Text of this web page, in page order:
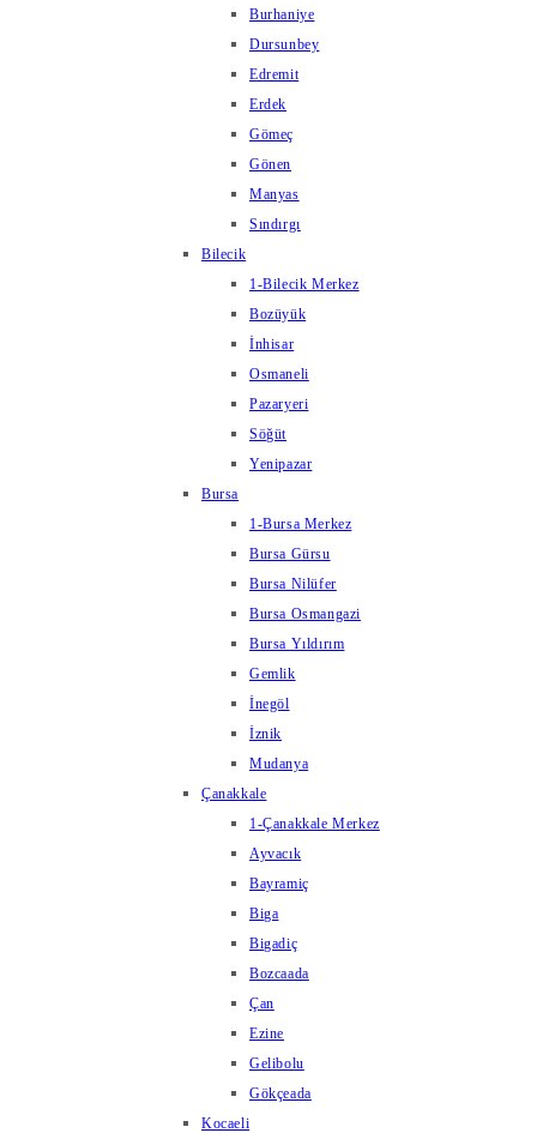
Burhaniye
Dursunbey
Edremit
Erdek
Gömeç
Gönen
Manyas
Sındırgı
Bilecik
1-Bilecik Merkez
Bozüyük
İnhisar
Osmaneli
Pazaryeri
Söğüt
Yenipazar
Bursa
1-Bursa Merkez
Bursa Gürsu
Bursa Nilüfer
Bursa Osmangazi
Bursa Yıldırım
Gemlik
İnegöl
İznik
Mudanya
Çanakkale
1-Çanakkale Merkez
Ayvacık
Bayramiç
Biga
Bigadiç
Bozcaada
Çan
Ezine
Gelibolu
Gökçeada
Kocaeli